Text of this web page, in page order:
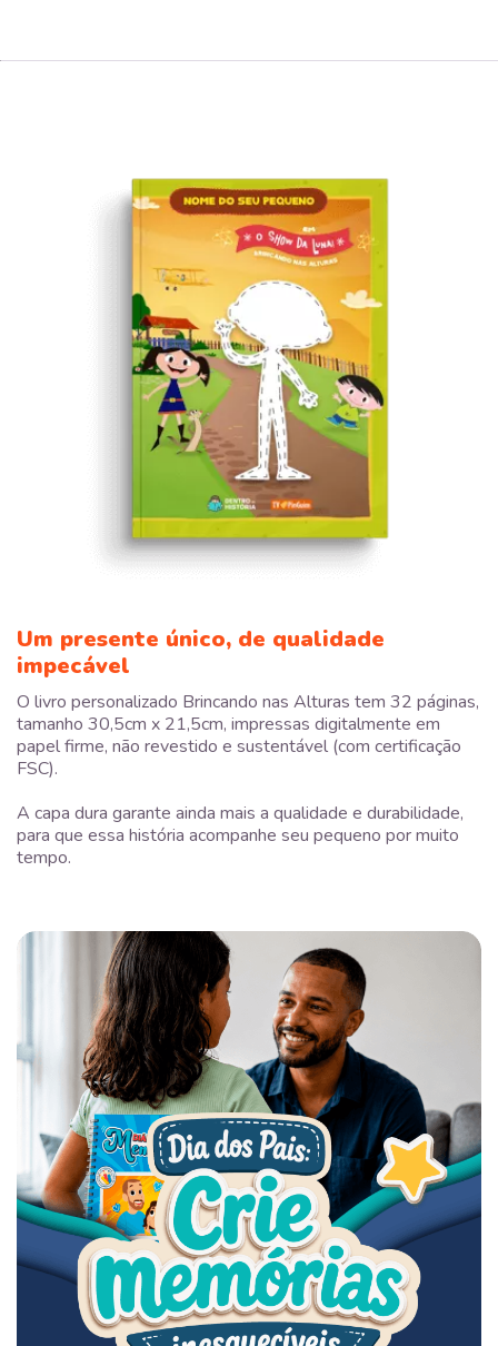
Um presente único, de qualidade
impecável
O livro personalizado Brincando nas Alturas tem 32 páginas,
tamanho 30,5cm x 21,5cm, impressas digitalmente em
papel firme, não revestido e sustentável (com certificação
FSC).
A capa dura garante ainda mais a qualidade e durabilidade,
para que essa história acompanhe seu pequeno por muito
tempo.